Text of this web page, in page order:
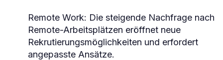
Remote Work: Die steigende Nachfrage nach
Remote-Arbeitsplätzen eröffnet neue
Rekrutierungsmöglichkeiten und erfordert
angepasste Ansätze.